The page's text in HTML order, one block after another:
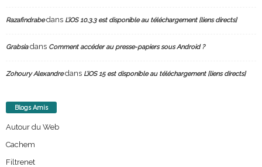
Razafindrabedans L’iOS 10.3.3 est disponible au téléchargement [liens directs]
Grabsiadans Comment accéder au presse-papiers sous Android ?
Zohoury Alexandredans L’iOS 15 est disponible au téléchargement [liens directs]
Blogs Amis
Autour du Web
Cachem
Filtrenet